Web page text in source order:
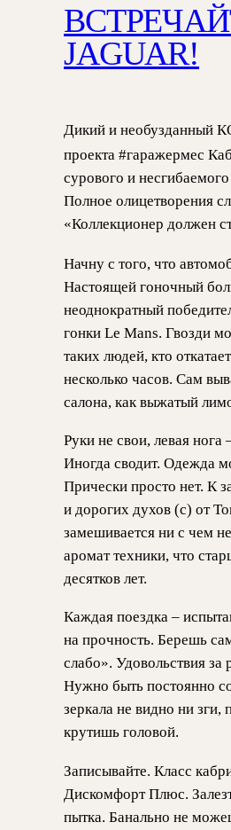
JAGUAR!
Дикий и необузданный
проекта #гаражермес
сурового и
Полное олицетворения
«Коллекционер должен
Начну с того, что
Настоящей гоночный
неоднократный
гонки Le Mans. Гвозди
таких людей, кто
несколько часов. Сам
салона, как выжатый
Руки не свои, левая нога
Иногда сводит. Одежда
Прически просто нет. К
и дорогих духов (с) от
замешивается ни с чем
аромат техники, что
десятков лет.
Каждая поездка –
на прочность. Берешь
слабо». Удовольствия за
Нужно быть постоянно
зеркала не видно ни зги,
крутишь головой.
Записывайте. Класс
Дискомфорт Плюс.
пытка. Банально не